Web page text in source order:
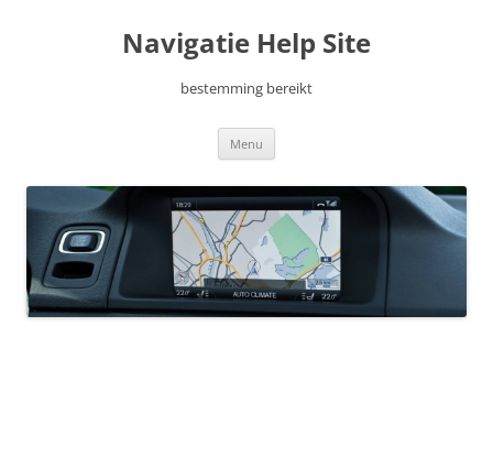
Navigatie Help Site
bestemming bereikt
Menu